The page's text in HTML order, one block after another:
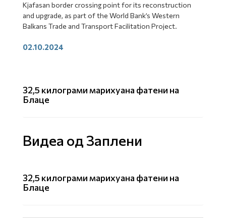
Kjafasan border crossing point for its reconstruction
and upgrade, as part of the World Bank’s Western
Balkans Trade and Transport Facilitation Project.
02.10.2024
32,5 килограми марихуана фатени на
Блаце
Видеа од Заплени
32,5 килограми марихуана фатени на
Блаце